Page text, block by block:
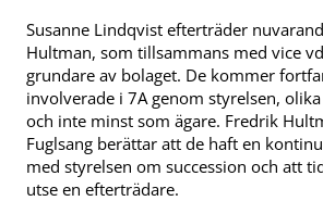
Susanne Lindqvist efterträder
Hultman, som tillsammans med vice
grundare av bolaget. De kommer
involverade i 7A genom styrelsen,
och inte minst som ägare. Fredrik
Fuglsang berättar att de haft en
med styrelsen om succession och att
utse en efterträdare.